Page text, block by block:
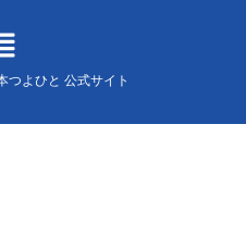
よひと 公式サイト